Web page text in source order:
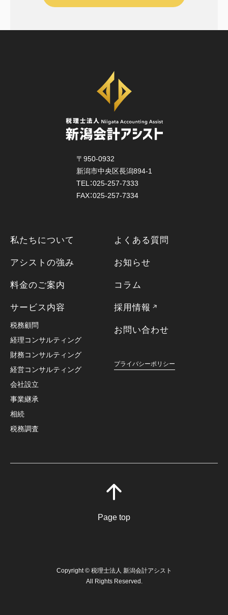
〒950-0932
新潟市中央区長潟894-1
TEL：025-257-7333
FAX：025-257-7334
私たちについて
アシストの強み
料金のご案内
サービス内容
税務顧問
経理コンサルティング
財務コンサルティング
経営コンサルティング
会社設立
事業継承
相続
税務調査
よくある質問
お知らせ
コラム
採用情報
お問い合わせ
プライバシーポリシー
Page top
Copyright © 税理士法人 新潟会計アシスト
All Rights Reserved.